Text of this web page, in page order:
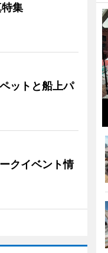
特集
ットと船上パ
クイベント情